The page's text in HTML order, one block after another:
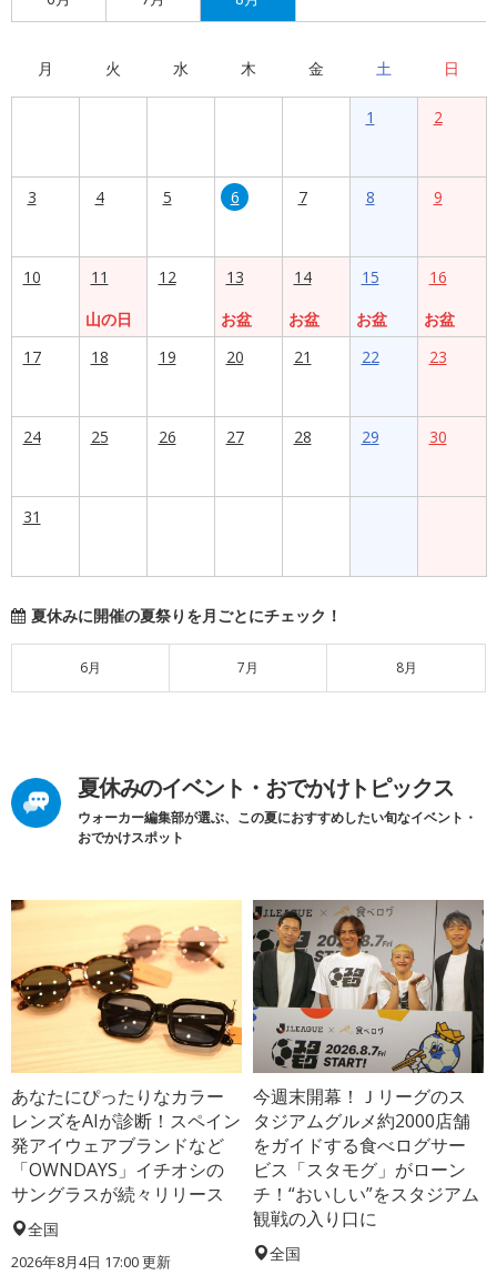
月 火 水 木 金 土 日
1 2
3 4 5 6 7 8 9
10
11
山の日
12
13
お盆
14
お盆
15
お盆
16
お盆
17
18 19 20 21 22 23
24 25 26 27 28 29 30
31
夏休みに開催の夏祭りを月ごとにチェック！
6月 7月 8月
夏休みのイベント・おでかけトピックス
ウォーカー編集部が選ぶ、この夏におすすめしたい旬なイベント・
おでかけスポット
あなたにぴったりなカラー
レンズをAIが診断！スペイン
発アイウェアブランドなど
「OWNDAYS」イチオシの
サングラスが続々リリース
全国
2026年8月4日 17:00更新
今週末開幕！Ｊリーグのス
タジアムグルメ約2000店舗
をガイドする食べログサー
ビス「スタモグ」がローン
チ！“おいしい”をスタジアム
観戦の入り口に
全国